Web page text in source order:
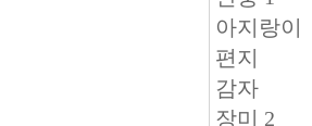
아지랑이
편지
감자
장미 2